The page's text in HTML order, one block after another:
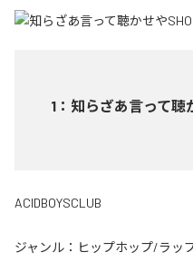
1 ： 知らざあ言って聴
ACIDBOYSCLUB
ジャンル： ヒップホップ/ラッ